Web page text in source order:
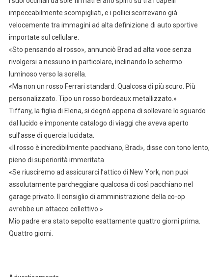
impeccabilmente scompigliati, e i pollici scorrevano già
velocemente tra immagini ad alta definizione di auto sportive
importate sul cellulare.
«Sto pensando al rosso», annunciò Brad ad alta voce senza
rivolgersi a nessuno in particolare, inclinando lo schermo
luminoso verso la sorella.
«Ma non un rosso Ferrari standard. Qualcosa di più scuro. Più
personalizzato. Tipo un rosso bordeaux metallizzato.»
Tiffany, la figlia di Elena, si degnò appena di sollevare lo sguardo
dal lucido e imponente catalogo di viaggi che aveva aperto
sull’asse di quercia lucidata.
«Il rosso è incredibilmente pacchiano, Brad», disse con tono lento,
pieno di superiorità immeritata.
«Se riusciremo ad assicurarci l’attico di New York, non puoi
assolutamente parcheggiare qualcosa di così pacchiano nel
garage privato. Il consiglio di amministrazione della co-op
avrebbe un attacco collettivo.»
Mio padre era stato sepolto esattamente quattro giorni prima.
Quattro giorni.